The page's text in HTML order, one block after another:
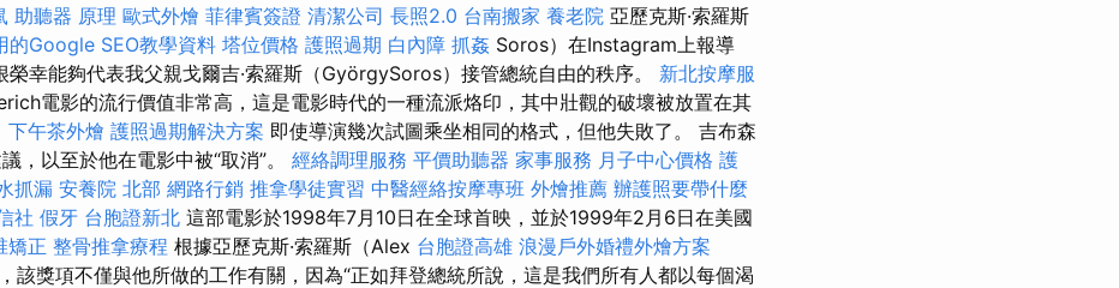
助聽器 原理 歐式外燴 菲律賓簽證 清潔公司 長照2.0 台南搬家 養老院 亞歷克斯·索羅斯
的Google SEO教學資料 塔位價格 護照過期 白內障 抓姦 Soros）在Instagram上報導
榮幸能夠代表我父親戈爾吉·索羅斯（GyörgySoros）接管總統自由的秩序。 新北按摩服
電影的流行價值非常高，這是電影時代的一種流派烙印，其中壯觀的破壞被放置在其
下午茶外燴 護照過期解決方案 即使導演幾次試圖乘坐相同的格式，但他失敗了。 吉布森
，以至於他在電影中被“取消”。 經絡調理服務 平價助聽器 家事服務 月子中心價格 護
抓漏 安養院 北部 網路行銷 推拿學徒實習 中醫經絡按摩專班 外燴推薦 辦護照要帶什麼
社 假牙 台胞證新北 這部電影於1998年7月10日在全球首映，並於1999年2月6日在美國
矯正 整骨推拿療程 根據亞歷克斯·索羅斯（Alex 台胞證高雄 浪漫戶外婚禮外燴方案
該獎項不僅與他所做的工作有關，因為“正如拜登總統所說，這是我們所有人都以每個渴